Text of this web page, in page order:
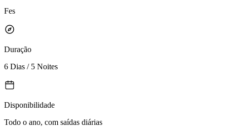
Fes
Duração
6 Dias / 5 Noites
Disponibilidade
Todo o ano, com saídas diárias